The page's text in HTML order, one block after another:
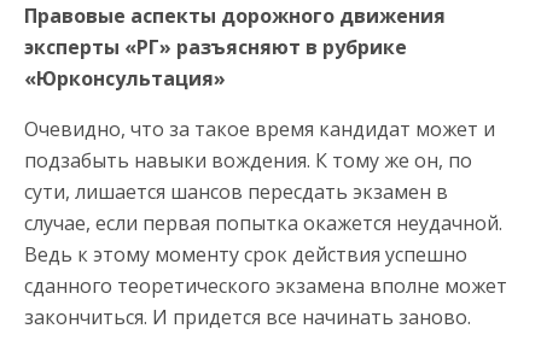
Правовые аспекты дорожного движения
эксперты «РГ» разъясняют в рубрике
«Юрконсультация»
Очевидно, что за такое время кандидат может и
подзабыть навыки вождения. К тому же он, по
сути, лишается шансов пересдать экзамен в
случае, если первая попытка окажется неудачной.
Ведь к этому моменту срок действия успешно
сданного теоретического экзамена вполне может
закончиться. И придется все начинать заново.